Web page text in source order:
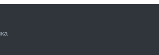
13 червня 2017 р.